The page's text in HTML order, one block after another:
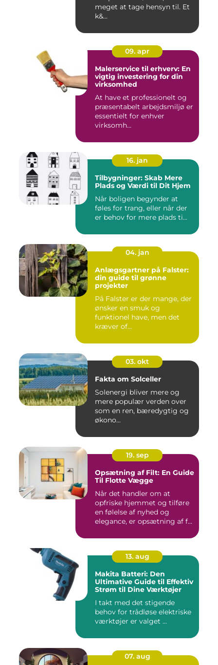
meget at tage hensyn til. Et
k&...
09. apr
Malerservice til erhverv: En
vigtig investering for din
virksomhed
At have et professionelt og
præsentabelt arbejdsmiljø er
essentielt for enhver
virksomh...
16. jan
Tilbygninger: Skab Mere
Plads og Værdi til Dit Hjem
Når boligen begynder at
føles for trang, eller når der
er behov for mere plads ti...
04. jan
Anlægsgartner på Falster:
din guide til grønne
projekter
På Falster er der mange, der
ønsker en smuk og
funktionel have, men det
kræver of...
03. okt
Fakta om Solceller
Solenergi bliver mere og
mere populær verden over
som en ren, bæredygtig og
økono...
19. sep
Opsætning af Filt: En Guide
Til Flotte Vægge
Når det handler om at
opfriske hjemmet og tilføre
en følelse af nyhed og
elegance, er opsætning af f...
13. aug
Makita Batteri: Den
Ultimative Guide til Effektiv
Strøm til Dine Værktøjer
I takt med det stigende
behov for trådløse elektriske
værktøjer er valget ...
07. aug